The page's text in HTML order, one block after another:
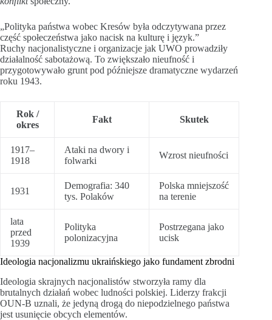
„Polityka państwa wobec Kresów była odczytywana przez
część społeczeństwa jako nacisk na kulturę i język.”
Ruchy nacjonalistyczne i organizacje jak UWO prowadziły
działalność sabotażową. To zwiększało nieufność i
przygotowywało grunt pod późniejsze dramatyczne wydarzeń
roku 1943.
Rok /
okres
Fakt Skutek
1917–
1918
Ataki na dwory i
folwarki
Wzrost nieufności
1931
Demografia: 340
tys. Polaków
Polska mniejszość
na terenie
lata
przed
1939
Polityka
polonizacyjna
Postrzegana jako
ucisk
Ideologia nacjonalizmu ukraińskiego jako fundament zbrodni
Ideologia skrajnych nacjonalistów stworzyła ramy dla
brutalnych działań wobec ludności polskiej. Liderzy frakcji
OUN-B uznali, że jedyną drogą do niepodzielnego państwa
jest usunięcie obcych elementów.